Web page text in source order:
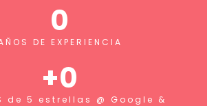
0
DE EXPERIENCIA
+0
de 5 estrellas @ Google &